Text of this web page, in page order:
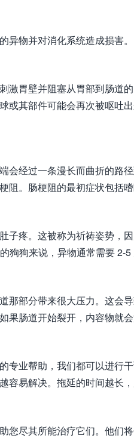
异物并对消化系统造成损害。
激胃壁并阻塞从胃部到肠道
或其部件可能会再次被呕吐
会经过一条漫长而曲折的路
阻。肠梗阻的最初症状包括
子疼。这被称为祈祷姿势，
狗狗来说，异物通常需要 2-
那部分带来很大压力。这会
果肠道开始裂开，内容物就
专业帮助，我们都可以进行
容易解决。拖延的时间越长，
您尽其所能治疗它们。他们